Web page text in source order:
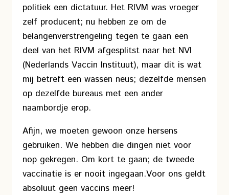
politiek een dictatuur. Het RIVM was vroeger
zelf producent; nu hebben ze om de
belangenverstrengeling tegen te gaan een
deel van het RIVM afgesplitst naar het NVI
(Nederlands Vaccin Instituut), maar dit is wat
mij betreft een wassen neus; dezelfde mensen
op dezelfde bureaus met een ander
naambordje erop.
Afijn, we moeten gewoon onze hersens
gebruiken. We hebben die dingen niet voor
nop gekregen. Om kort te gaan; de tweede
vaccinatie is er nooit ingegaan.Voor ons geldt
absoluut geen vaccins meer!